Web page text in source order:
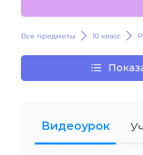
Все предметы 10 класс
Видеоурок